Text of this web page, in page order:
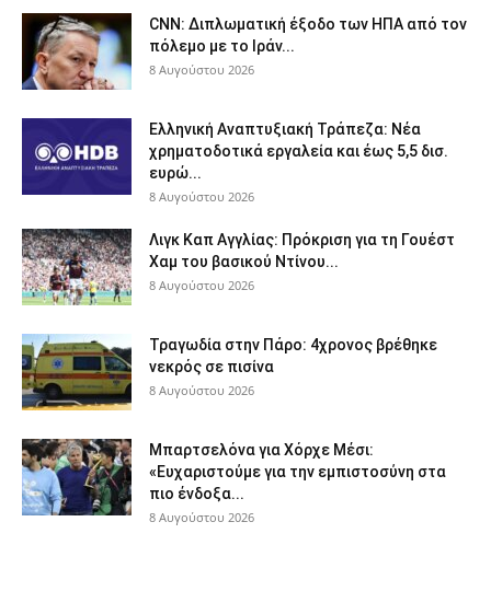
CNN: Διπλωματική έξοδο των ΗΠΑ από τον
πόλεμο με το Ιράν...
8 Αυγούστου 2026
Ελληνική Αναπτυξιακή Τράπεζα: Νέα
χρηματοδοτικά εργαλεία και έως 5,5 δισ.
ευρώ...
8 Αυγούστου 2026
Λιγκ Καπ Αγγλίας: Πρόκριση για τη Γουέστ
Χαμ του βασικού Ντίνου...
8 Αυγούστου 2026
Τραγωδία στην Πάρο: 4χρονος βρέθηκε
νεκρός σε πισίνα
8 Αυγούστου 2026
Μπαρτσελόνα για Χόρχε Μέσι:
«Ευχαριστούμε για την εμπιστοσύνη στα
πιο ένδοξα...
8 Αυγούστου 2026